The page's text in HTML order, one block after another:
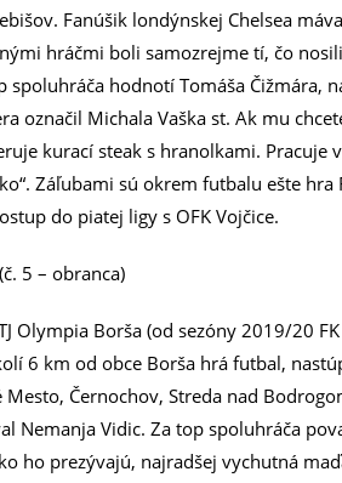
Fanúšik londýnskej Chelsea
hráčmi boli samozrejme tí, čo
spoluhráča hodnotí Tomáša Čižmára,
označil Michala Vaška st. Ak mu
kurací steak s hranolkami. Pracuje
Záľubami sú okrem futbalu ešte
do piatej ligy s OFK Vojčice.
5 – obranca)
Olympia Borša (od sezóny 2019/20
6 km od obce Borša hrá futbal,
Černochov, Streda nad
Nemanja Vidic. Za top spoluhráča
ho prezývajú, najradšej vychutná